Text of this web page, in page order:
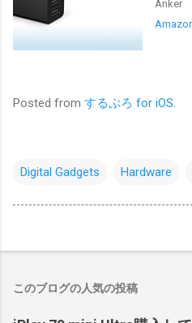
Anker
Posted from するぷろ for iOS.
Digital Gadgets Hardware
このブログの人気の投稿